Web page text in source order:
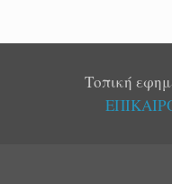
Τοπική